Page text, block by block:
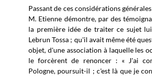
Passant de ces considérations
M. Etienne démontre, par des
la première idée de traiter ce sujet
Lebrun Tossa ; qu'il avait même été
objet, d'une association à laquelle les
le forcèrent de renoncer : « J'ai
Pologne, poursuit-il ; c'est là que je